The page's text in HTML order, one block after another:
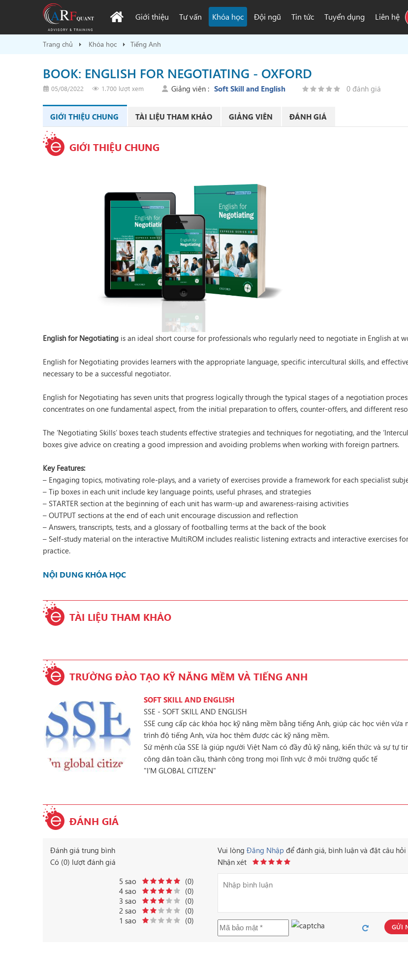
Giới thiệu Tư vấn Khóa học Đội ngũ Tin tức Tuyển dụng Liên hệ
Trang chủ Khóa học Tiếng Anh
BOOK: ENGLISH FOR NEGOTIATING - OXFORD
05/08/2022 1.700 lượt xem Giảng viên : Soft Skill and English 0 đánh giá
GIỚI THIỆU CHUNG TÀI LIỆU THAM KHẢO GIẢNG VIÊN ĐÁNH GIÁ
GIỚI THIỆU CHUNG
English for Negotiating is an ideal short course for professionals who regularly need to negotiate in English at
English for Negotiating provides learners with the appropriate language, specific intercultural skills, and
necessary to be a successful negotiator.
English for Negotiating has seven units that progress logically through the typical stages of a negotiation
concentrates on one fundamental aspect, from the initial preparation to offers, counter-offers, and different
The ‘Negotiating Skills’ boxes teach students effective strategies and techniques for negotiating, and the
boxes give advice on creating a good impression and avoiding problems when working with foreign partners.
Key Features:
– Engaging topics, motivating role-plays, and a variety of exercises provide a framework for each specialist
– Tip boxes in each unit include key language points, useful phrases, and strategies
– STARTER section at the beginning of each unit has warm-up and awareness-raising activities
– OUTPUT sections at the end of each unit encourage discussion and reflection
– Answers, transcripts, tests, and a glossary of footballing terms at the back of the book
– Self-study material on the interactive MultiROM includes realistic listening extracts and interactive exercises
practice.
NỘI DUNG KHÓA HỌC
TÀI LIỆU THAM KHẢO
TRƯỜNG ĐÀO TẠO KỸ NĂNG MỀM VÀ TIẾNG ANH
SOFT SKILL AND ENGLISH
SSE - SOFT SKILL AND ENGLISH
SSE cung cấp các khóa học kỹ năng mềm bằng tiếng Anh, giúp các học viên vừa
trình độ tiếng Anh, vừa học thêm được các kỹ năng mềm.
Sứ mệnh của SSE là giúp người Việt Nam có đầy đủ kỹ năng, kiến thức và sự tự
công dân toàn cầu, thành công trong mọi lĩnh vực ở môi trường quốc tế
"I'M GLOBAL CITIZEN"
ĐÁNH GIÁ
Đánh giá trung bình
Có (0) lượt đánh giá
5 sao
(0)
4 sao
(0)
3 sao
(0)
2 sao
(0)
1 sao
(0)
Vui lòng Đăng Nhập để đánh giá, bình luận và đặt câu hỏi
Nhận xét
GỬI